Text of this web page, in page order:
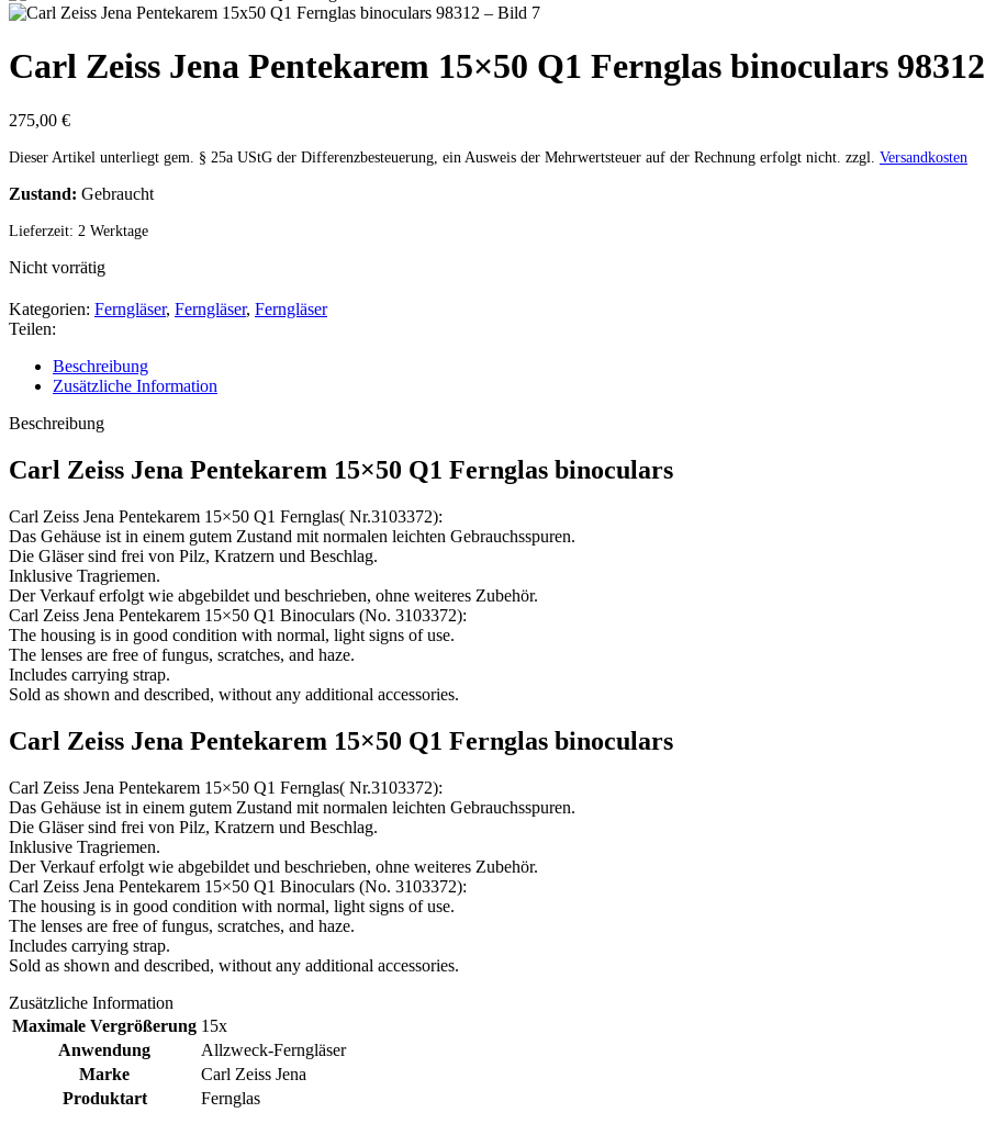
Carl Zeiss Jena Pentekarem 15×50 Q1 Fernglas binoculars 98312
275,00 €
Dieser Artikel unterliegt gem. § 25a UStG der Differenzbesteuerung, ein Ausweis der Mehrwertsteuer auf der Rechnung erfolgt nicht. zzgl. Versandkosten
Zustand: Gebraucht
Lieferzeit: 2 Werktage
Nicht vorrätig
Kategorien: Ferngläser, Ferngläser, Ferngläser
Teilen:
Beschreibung
Zusätzliche Information
Beschreibung
Carl Zeiss Jena Pentekarem 15×50 Q1 Fernglas binoculars
Carl Zeiss Jena Pentekarem 15×50 Q1 Fernglas( Nr.3103372):
Das Gehäuse ist in einem gutem Zustand mit normalen leichten Gebrauchsspuren.
Die Gläser sind frei von Pilz, Kratzern und Beschlag.
Inklusive Tragriemen.
Der Verkauf erfolgt wie abgebildet und beschrieben, ohne weiteres Zubehör.
Carl Zeiss Jena Pentekarem 15×50 Q1 Binoculars (No. 3103372):
The housing is in good condition with normal, light signs of use.
The lenses are free of fungus, scratches, and haze.
Includes carrying strap.
Sold as shown and described, without any additional accessories.
Carl Zeiss Jena Pentekarem 15×50 Q1 Fernglas binoculars
Carl Zeiss Jena Pentekarem 15×50 Q1 Fernglas( Nr.3103372):
Das Gehäuse ist in einem gutem Zustand mit normalen leichten Gebrauchsspuren.
Die Gläser sind frei von Pilz, Kratzern und Beschlag.
Inklusive Tragriemen.
Der Verkauf erfolgt wie abgebildet und beschrieben, ohne weiteres Zubehör.
Carl Zeiss Jena Pentekarem 15×50 Q1 Binoculars (No. 3103372):
The housing is in good condition with normal, light signs of use.
The lenses are free of fungus, scratches, and haze.
Includes carrying strap.
Sold as shown and described, without any additional accessories.
Zusätzliche Information
Maximale Vergrößerung 15x
Anwendung
Allzweck-Ferngläser
Marke
Carl Zeiss Jena
Produktart
Fernglas